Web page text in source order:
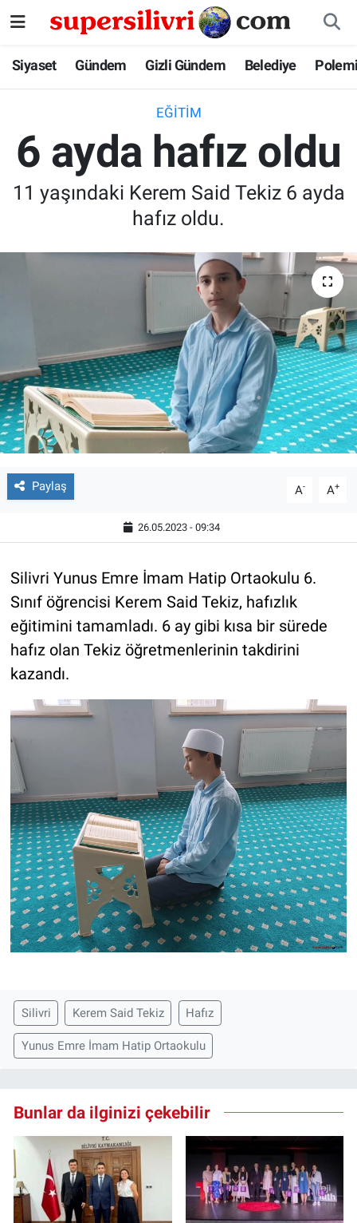
Siyaset Gündem Gizli Gündem Belediye
EĞITIM
6 ayda hafız oldu
11 yaşındaki Kerem Said Tekiz 6 ayda
hafız oldu.
Paylaş A- A+
26.05.2023 - 09:34
Silivri Yunus Emre İmam Hatip Ortaokulu 6.
Sınıf öğrencisi Kerem Said Tekiz, hafızlık
eğitimini tamamladı. 6 ay gibi kısa bir sürede
hafız olan Tekiz öğretmenlerinin takdirini
kazandı.
Silivri Kerem Said Tekiz Hafız
Yunus Emre İmam Hatip Ortaokulu
Bunlar da ilginizi çekebilir
Siyaset
Gizli Gündem
Belediye
İstanbul Nöbetçi Eczaneler
İstanbul Hava Durumu
İstanbul Namaz Vakitleri
İstanbul Trafik Yoğunluk Haritası
Süper Lig Puan Durumu ve Fikstür
Haber Arşivi